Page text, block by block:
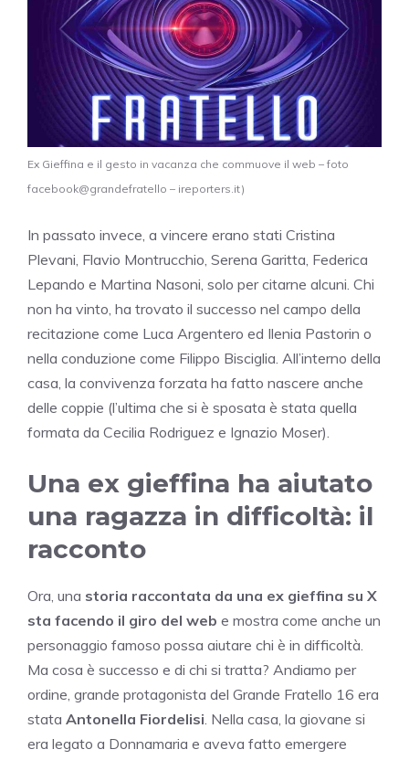
Ex Gieffina e il gesto in vacanza che commuove il web – foto
facebook@grandefratello – ireporters.it)
In passato invece, a vincere erano stati Cristina
Plevani, Flavio Montrucchio, Serena Garitta, Federica
Lepando e Martina Nasoni, solo per citarne alcuni. Chi
non ha vinto, ha trovato il successo nel campo della
recitazione come Luca Argentero ed Ilenia Pastorin o
nella conduzione come Filippo Bisciglia. All’interno della
casa, la convivenza forzata ha fatto nascere anche
delle coppie (l’ultima che si è sposata è stata quella
formata da Cecilia Rodriguez e Ignazio Moser).
Una ex gieffina ha aiutato
una ragazza in difficoltà: il
racconto
Ora, una storia raccontata da una ex gieffina su X
sta facendo il giro del web e mostra come anche un
personaggio famoso possa aiutare chi è in difficoltà.
Ma cosa è successo e di chi si tratta? Andiamo per
ordine, grande protagonista del Grande Fratello 16 era
stata Antonella Fiordelisi . Nella casa, la giovane si
era legato a Donnamaria e aveva fatto emergere